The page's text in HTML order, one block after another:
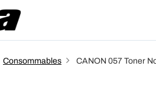
Consommables CANON 057 Toner